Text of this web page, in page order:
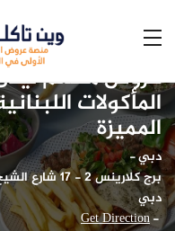
عروض مطعم
المأكولات
المميزة
دبي-
برج كلارينس
دبي
-
Get Direction